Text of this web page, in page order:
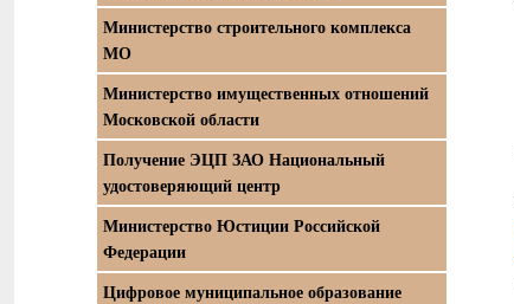
Министерство строительного комплекса
МО
Министерство имущественных отношений
Московской области
Получение ЭЦП ЗАО Национальный
удостоверяющий центр
Министерство Юстиции Российской
Федерации
Цифровое муниципальное образование